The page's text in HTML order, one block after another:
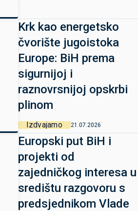
Krk kao energetsko
čvorište jugoistoka
Europe: BiH prema
sigurnijoj i
raznovrsnijoj opskrbi
plinom
Izdvajamo 21.07.2026
Europski put BiH i
projekti od
zajedničkog interesa u
središtu razgovoru s
predsjednikom Vlade